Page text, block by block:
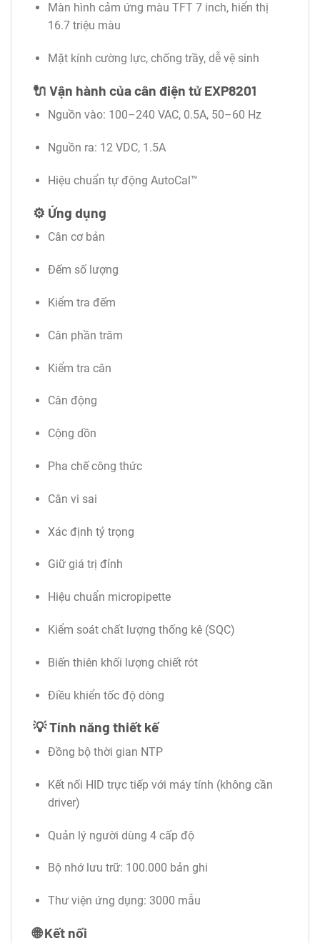
Màn hình cảm ứng màu TFT 7 inch, hiển thị
16.7 triệu màu
Mặt kính cường lực, chống trầy, dễ vệ sinh
🔌 Vận hành của cân điện tử EXP8201
Nguồn vào: 100–240 VAC, 0.5A, 50–60 Hz
Nguồn ra: 12 VDC, 1.5A
Hiệu chuẩn tự động AutoCal™
⚙️ Ứng dụng
Cân cơ bản
Đếm số lượng
Kiểm tra đếm
Cân phần trăm
Kiểm tra cân
Cân động
Cộng dồn
Pha chế công thức
Cân vi sai
Xác định tỷ trọng
Giữ giá trị đỉnh
Hiệu chuẩn micropipette
Kiểm soát chất lượng thống kê (SQC)
Biến thiên khối lượng chiết rót
Điều khiển tốc độ dòng
💡Tính năng thiết kế
Đồng bộ thời gian NTP
Kết nối HID trực tiếp với máy tính (không cần
driver)
Quản lý người dùng 4 cấp độ
Bộ nhớ lưu trữ: 100.000 bản ghi
Thư viện ứng dụng: 3000 mẫu
🌐Kết nối